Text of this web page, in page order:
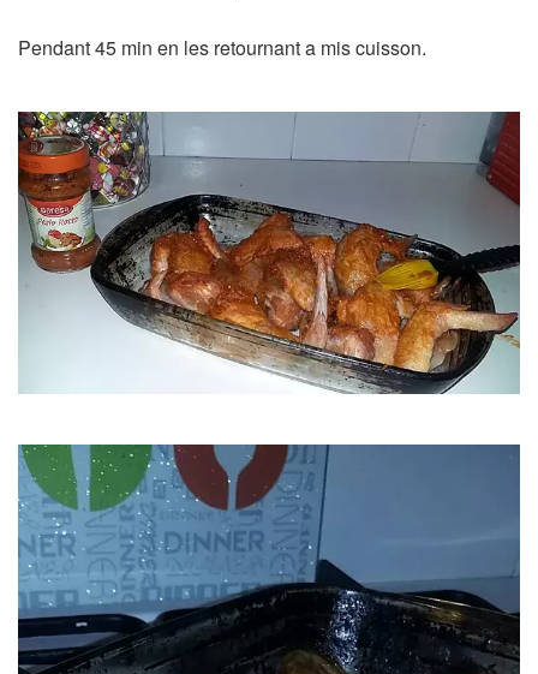
Pendant 45 min en les retournant a mis cuisson.